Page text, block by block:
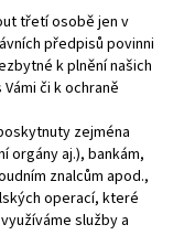
třetí osobě jen v
předpisů povinni
k plnění našich
či k ochraně
zejména
orgány aj.), bankám,
znalcům apod.,
operací, které
služby a